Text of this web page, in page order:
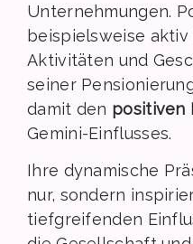
Unternehmungen.
beispielsweise
Aktivitäten und
seiner
damit den positiven
Gemini-Einflusses.
Ihre dynamische
nur, sondern
tiefgreifenden